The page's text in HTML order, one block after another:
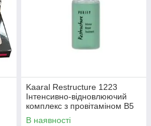
Kaaral Restructure 1223
Інтенсивно-відновлюючий
комплекс з провітаміном B5
1*10 мл ампула
В наявності